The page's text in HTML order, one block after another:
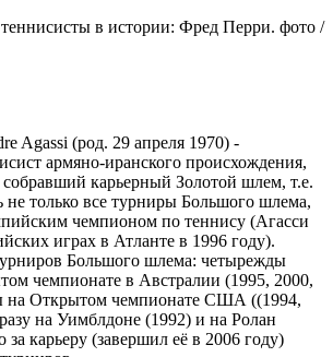
Agassi (род. 29 апреля 1970) -
армяно-иранского происхождения,
карьерный Золотой шлем, т.е.
только все турниры Большого шлема,
чемпионом по теннису (Агасси
играх в Атланте в 1996 году).
Большого шлема: четырежды
чемпионате в Австралии (1995, 2000,
на Открытом чемпионате США ((1994,
на Уимблдоне (1992) и на Ролан
за карьеру (завершил её в 2006 году)